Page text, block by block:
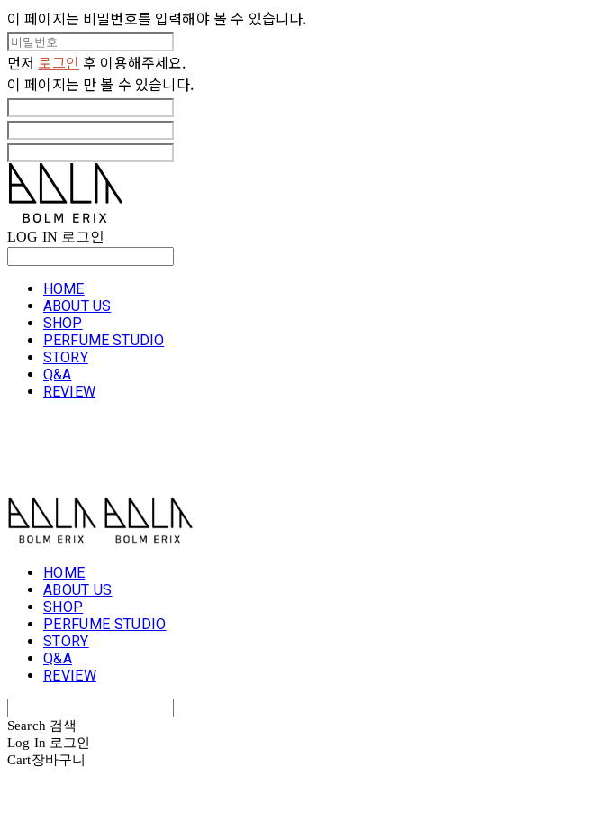
이 페이지는 비밀번호를 입력해야 볼 수 있습니다.
먼저 로그인 후 이용해주세요.
이 페이지는 만 볼 수 있습니다.
LOG IN 로그인
HOME
ABOUT US
SHOP
PERFUME STUDIO
STORY
Q&A
REVIEW
HOME
ABOUT US
SHOP
PERFUME STUDIO
STORY
Q&A
REVIEW
Search 검색
Log In 로그인
Cart장바구니